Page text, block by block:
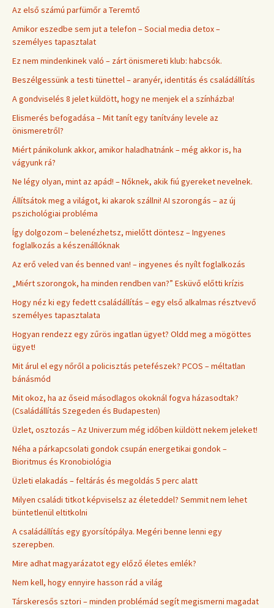
Az első számú parfümőr a Teremtő
Amikor eszedbe sem jut a telefon – Social media detox –
személyes tapasztalat
Ez nem mindenkinek való – zárt önismereti klub: habcsók.
Beszélgessünk a testi tünettel – aranyér, identitás és családállítás
A gondviselés 8 jelet küldött, hogy ne menjek el a színházba!
Elismerés befogadása – Mit tanít egy tanítvány levele az
önismeretről?
Miért pánikolunk akkor, amikor haladhatnánk – még akkor is, ha
vágyunk rá?
Ne légy olyan, mint az apád! – Nőknek, akik fiú gyereket nevelnek.
Állítsátok meg a világot, ki akarok szállni! AI szorongás – az új
pszichológiai probléma
Így dolgozom – belenézhetsz, mielőtt döntesz – Ingyenes
foglalkozás a készenállóknak
Az erő veled van és benned van! – ingyenes és nyílt foglalkozás
„Miért szorongok, ha minden rendben van?” Esküvő előtti krízis
Hogy néz ki egy fedett családállítás – egy első alkalmas résztvevő
személyes tapasztalata
Hogyan rendezz egy zűrös ingatlan ügyet? Oldd meg a mögöttes
ügyet!
Mit árul el egy nőről a policisztás petefészek? PCOS – méltatlan
bánásmód
Mit okoz, ha az őseid másodlagos okoknál fogva házasodtak?
(Családállítás Szegeden és Budapesten)
Üzlet, osztozás – Az Univerzum még időben küldött nekem jeleket!
Néha a párkapcsolati gondok csupán energetikai gondok –
Bioritmus és Kronobiológia
Üzleti elakadás – feltárás és megoldás 5 perc alatt
Milyen családi titkot képviselsz az életeddel? Semmit nem lehet
büntetlenül eltitkolni
A családállítás egy gyorsítópálya. Megéri benne lenni egy
szerepben.
Mire adhat magyarázatot egy előző életes emlék?
Nem kell, hogy ennyire hasson rád a világ
Társkeresős sztori – minden problémád segít megismerni magadat